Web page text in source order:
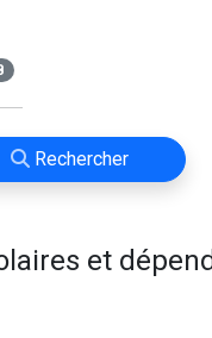
Rechercher
et